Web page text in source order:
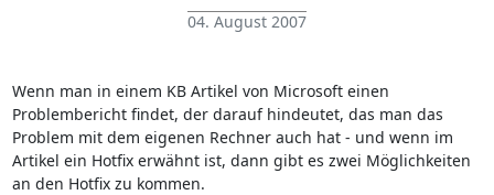
04. August 2007
Wenn man in einem KB Artikel von Microsoft einen
Problembericht findet, der darauf hindeutet, das man das
Problem mit dem eigenen Rechner auch hat - und wenn im
Artikel ein Hotfix erwähnt ist, dann gibt es zwei Möglichkeiten
an den Hotfix zu kommen.